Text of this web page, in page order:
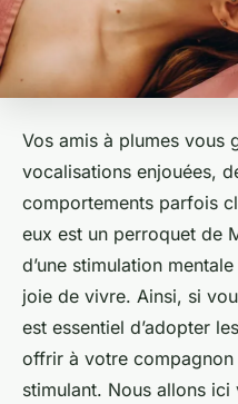
Vos amis à plumes vous
vocalisations enjouées,
comportements parfois
eux est un perroquet de
d’une stimulation
joie de vivre. Ainsi, si
est essentiel d’adopter
offrir à votre compagnon
stimulant. Nous allons